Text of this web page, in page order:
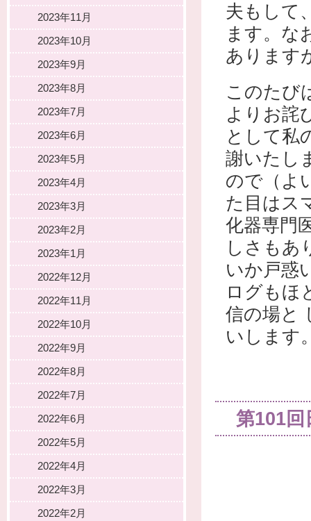
夫もして
ます。な
あります
このたび
よりお詫
として私
謝いたし
ので（よ
た目はス
化器専門
しさもあ
いか戸惑
ログもほ
信の場と
いします
第101回
2023年11月
2023年10月
2023年9月
2023年8月
2023年7月
2023年6月
2023年5月
2023年4月
2023年3月
2023年2月
2023年1月
2022年12月
2022年11月
2022年10月
2022年9月
2022年8月
2022年7月
2022年6月
2022年5月
2022年4月
2022年3月
2022年2月